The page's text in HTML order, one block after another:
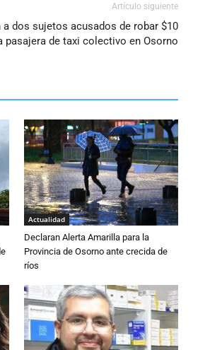
Artículo siguiente
a dos sujetos acusados de robar $10
pasajera de taxi colectivo en Osorno
Actualidad
Declaran Alerta Amarilla para la
Provincia de Osorno ante crecida de
ríos